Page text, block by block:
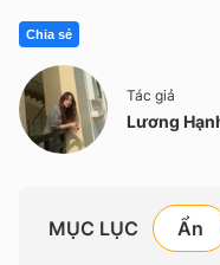
Chia sẻ
Tác giả
Lương
MỤC LỤC